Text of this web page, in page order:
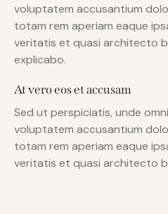
voluptatem accusantium
totam rem aperiam eaque
veritatis et quasi architecto
explicabo.
At vero eos et accusam
Sed ut perspiciatis, unde
voluptatem accusantium
totam rem aperiam eaque
veritatis et quasi architecto